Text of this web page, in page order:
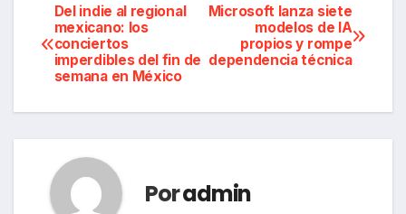
Navegación
de
entradas
Microsoft lanza siete
modelos de IA
propios y rompe
dependencia técnica
Del indie al regional
mexicano: los
conciertos
imperdibles del fin de
semana en México
Poradmin